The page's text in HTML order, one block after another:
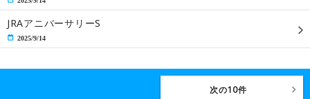
JRAアニバーサリーS
2025/9/14
次の10件